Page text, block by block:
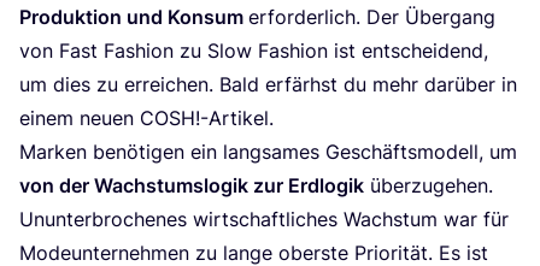
Pro­duk­ti­on und Kon­sum erfor­der­lich. Der Über­gang
von Fast Fashion zu Slow Fashion ist ent­schei­dend,
um dies zu errei­chen. Bald erfärhst du mehr dar­über in
einem neu­en COSH!-Artikel.
Mar­ken benö­ti­gen ein lang­sa­mes Geschäfts­mo­dell, um
von der Wachs­tums­lo­gik zur Erd­lo­gik über­zu­ge­hen.
Unun­ter­bro­che­nes wirt­schaft­li­ches Wachs­tum war für
Mode­un­ter­neh­men zu lan­ge obers­te Prio­ri­tät. Es ist